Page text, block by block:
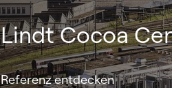
pRED-Center
Modernste Infrastruktur für